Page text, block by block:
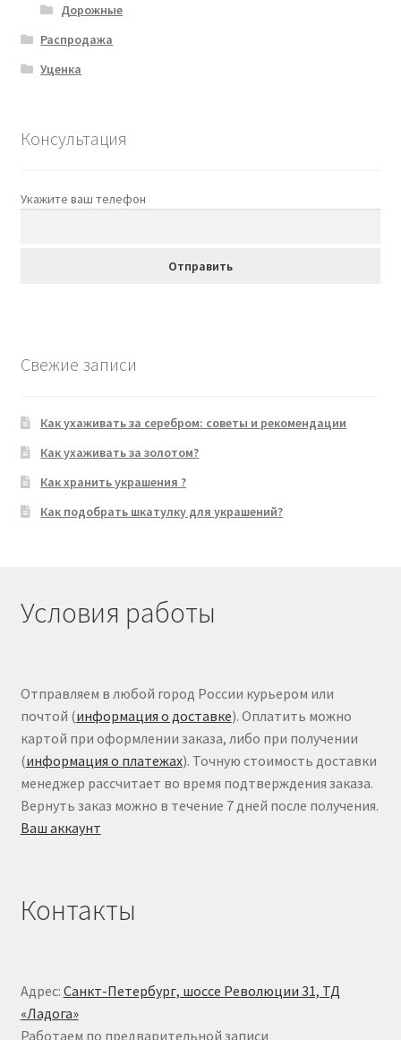
Дорожные
Распродажа
Уценка
Консультация
Укажите ваш телефон
Свежие записи
Как ухаживать за серебром: советы и рекомендации
Как ухаживать за золотом?
Как хранить украшения ?
Как подобрать шкатулку для украшений?
Условия работы
Отправляем в любой город России курьером или
почтой (информация о доставке). Оплатить можно
картой при оформлении заказа, либо при получении
(информация о платежах). Точную стоимость доставки
менеджер рассчитает во время подтверждения заказа.
Вернуть заказ можно в течение 7 дней после получения.
Ваш аккаунт
Контакты
Адрес: Санкт-Петербург, шоссе Революции 31, ТД
«Ладога»
Работаем по предварительной записи